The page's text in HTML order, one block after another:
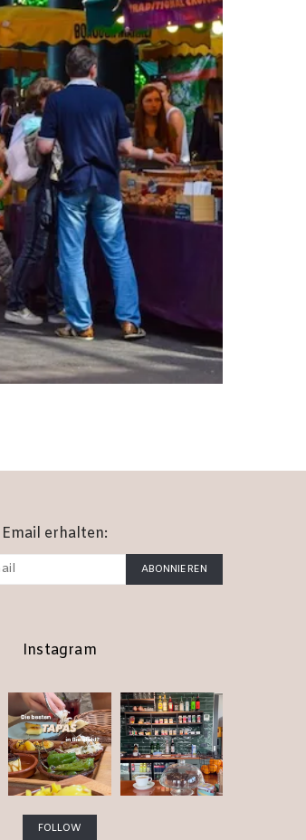
erhalten:
ABONNIEREN
Instagram
FOLLOW